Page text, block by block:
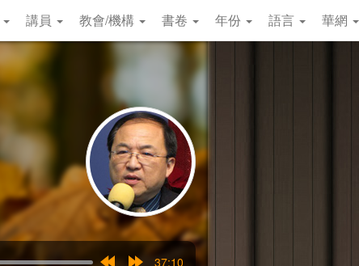
講員 教會/機構 書卷 年份 語言 華網
37:10